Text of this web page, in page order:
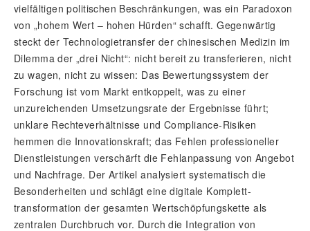
vielfältigen politischen Beschränkungen, was ein Paradoxon
von „hohem Wert – hohen Hürden“ schafft. Gegenwärtig
steckt der Technologietransfer der chinesischen Medizin im
Dilemma der „drei Nicht“: nicht bereit zu transferieren, nicht
zu wagen, nicht zu wissen: Das Bewertungssystem der
Forschung ist vom Markt entkoppelt, was zu einer
unzureichenden Umsetzungsrate der Ergebnisse führt;
unklare Rechteverhältnisse und Compliance-Risiken
hemmen die Innovationskraft; das Fehlen professioneller
Dienstleistungen verschärft die Fehlanpassung von Angebot
und Nachfrage. Der Artikel analysiert systematisch die
Besonderheiten und schlägt eine digitale Komplett­
transformation der gesamten Wertschöpfungskette als
zentralen Durchbruch vor. Durch die Integration von